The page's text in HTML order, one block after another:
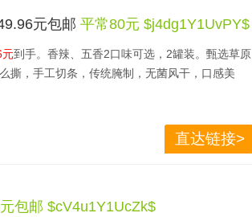
元包邮 平常80元 $j4dg1Y1UvPY$
元到手。香辣、五香2口味可选，2罐装。甄选草原
撕，手工切条，传统腌制，无菌风干，口感美
直达链接>
包邮 $cV4u1Y1UcZk$